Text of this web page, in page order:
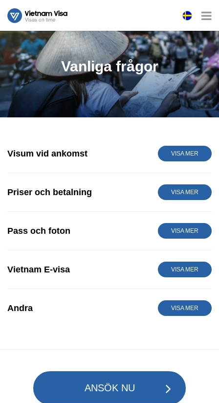
Vanliga frågor
Visum vid ankomst VISA MER
Priser och betalning VISA MER
Pass och foton VISA MER
Vietnam E-visa VISA MER
Andra VISA MER
ANSÖK NU